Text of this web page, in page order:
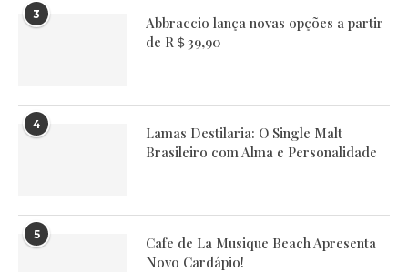
3
Abbraccio lança novas opções a partir
de R＄39,90
4
Lamas Destilaria: O Single Malt
Brasileiro com Alma e Personalidade
5
Cafe de La Musique Beach Apresenta
Novo Cardápio!